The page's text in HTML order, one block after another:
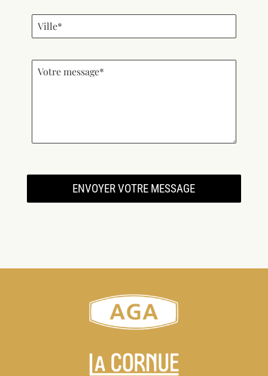
ENVOYER VOTRE MESSAGE